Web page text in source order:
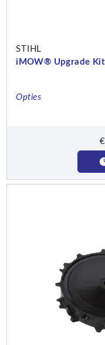
STIHL
iMOW® Upgrade
Opties
€